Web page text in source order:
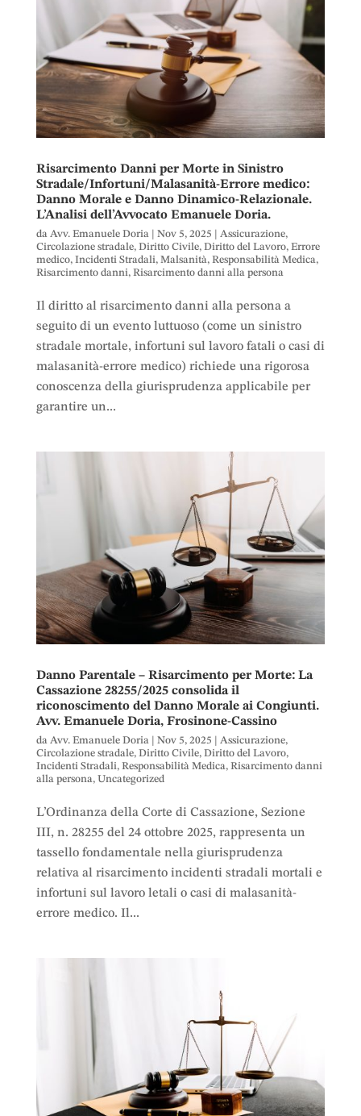
Risarcimento Danni per Morte in Sinistro
Stradale/Infortuni/Malasanità-Errore medico:
Danno Morale e Danno Dinamico-Relazionale.
L’Analisi dell’Avvocato Emanuele Doria.
da Avv. Emanuele Doria| Nov 5, 2025 Assicurazione,
Circolazione stradale, Diritto Civile, Diritto del Lavoro, Errore
medico, Incidenti Stradali, Malsanità, Responsabilità Medica,
Risarcimento danni, Risarcimento danni alla persona
Il diritto al risarcimento danni alla persona a
seguito di un evento luttuoso (come un sinistro
stradale mortale, infortuni sul lavoro fatali o casi di
malasanità-errore medico) richiede una rigorosa
conoscenza della giurisprudenza applicabile per
garantire un...
Danno Parentale – Risarcimento per Morte: La
Cassazione 28255/2025 consolida il
riconoscimento del Danno Morale ai Congiunti.
Avv. Emanuele Doria, Frosinone-Cassino
da Avv. Emanuele Doria| Nov 5, 2025 Assicurazione,
Circolazione stradale, Diritto Civile, Diritto del Lavoro,
Incidenti Stradali, Responsabilità Medica, Risarcimento danni
alla persona, Uncategorized
L’Ordinanza della Corte di Cassazione, Sezione
III, n. 28255 del 24 ottobre 2025, rappresenta un
tassello fondamentale nella giurisprudenza
relativa al risarcimento incidenti stradali mortali e
infortuni sul lavoro letali o casi di malasanità-
errore medico. Il...